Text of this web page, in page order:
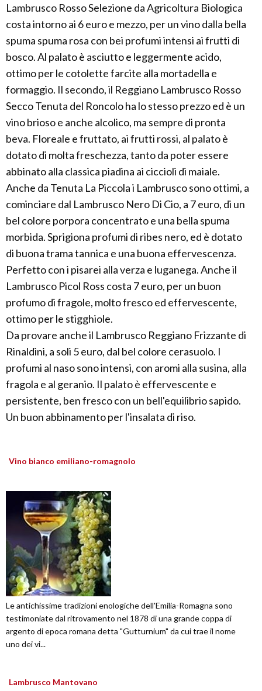
Lambrusco Rosso Selezione da Agricoltura Biologica
costa intorno ai 6 euro e mezzo, per un vino dalla bella
spuma spuma rosa con bei profumi intensi ai frutti di
bosco. Al palato è asciutto e leggermente acido,
ottimo per le cotolette farcite alla mortadella e
formaggio. Il secondo, il Reggiano Lambrusco Rosso
Secco Tenuta del Roncolo ha lo stesso prezzo ed è un
vino brioso e anche alcolico, ma sempre di pronta
beva. Floreale e fruttato, ai frutti rossi, al palato è
dotato di molta freschezza, tanto da poter essere
abbinato alla classica piadina ai ciccioli di maiale.
Anche da Tenuta La Piccola i Lambrusco sono ottimi, a
cominciare dal Lambrusco Nero Di Cio, a 7 euro, di un
bel colore porpora concentrato e una bella spuma
morbida. Sprigiona profumi di ribes nero, ed è dotato
di buona trama tannica e una buona effervescenza.
Perfetto con i pisarei alla verza e luganega. Anche il
Lambrusco Picol Ross costa 7 euro, per un buon
profumo di fragole, molto fresco ed effervescente,
ottimo per le stigghiole.
Da provare anche il Lambrusco Reggiano Frizzante di
Rinaldini, a soli 5 euro, dal bel colore cerasuolo. I
profumi al naso sono intensi, con aromi alla susina, alla
fragola e al geranio. Il palato è effervescente e
persistente, ben fresco con un bell'equilibrio sapido.
Un buon abbinamento per l'insalata di riso.
Vino bianco emiliano-romagnolo
Le antichissime tradizioni enologiche dell'Emilia-Romagna sono
testimoniate dal ritrovamento nel 1878 di una grande coppa di
argento di epoca romana detta "Gutturnium" da cui trae il nome
uno dei vi...
Lambrusco Mantovano